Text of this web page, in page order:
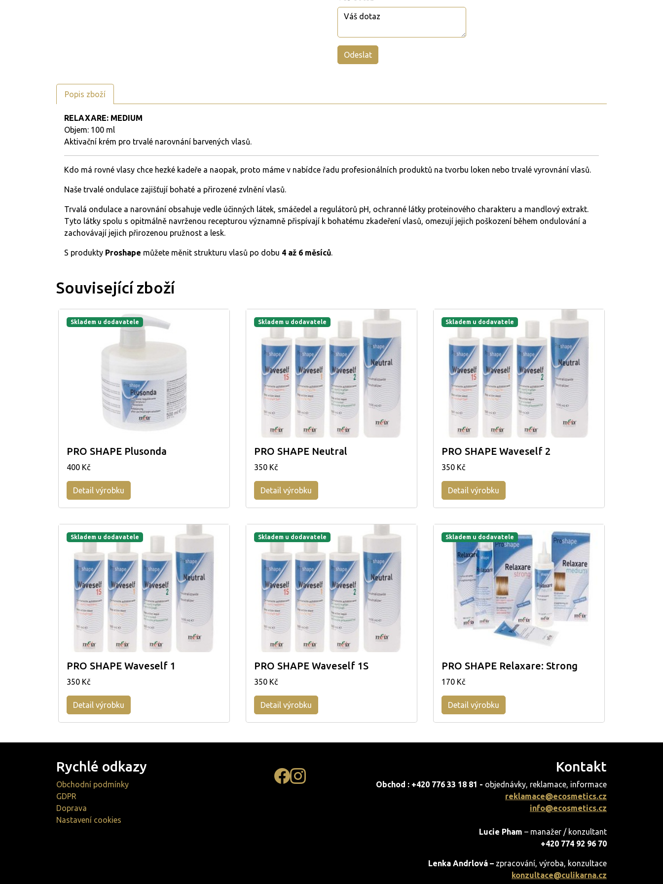
Popis zboží
RELAXARE: MEDIUM
Objem: 100 ml
Aktivační krém pro trvalé narovnání barvených vlasů.
Kdo má rovné vlasy chce hezké kadeře a naopak, proto máme v nabídce řadu profesionálních produktů na tvorbu loken nebo trvalé vyrovnání vlasů.
Naše trvalé ondulace zajišťují bohaté a přirozené zvlnění vlasů.
Trvalá ondulace a narovnání obsahuje vedle účinných látek, smáčedel a regulátorů pH, ochranné látky proteinového charakteru a mandlový extrakt.
Tyto látky spolu s opitmálně navrženou recepturou významně přispívají k bohatému zkadeření vlasů, omezují jejich poškození během ondulování a
zachovávají jejich přirozenou pružnost a lesk.
S produkty Proshape můžete měnit strukturu vlasů po dobu 4 až 6 měsíců.
Související zboží
Skladem u dodavatele
PRO SHAPE Plusonda
400 Kč
Detail výrobku
Skladem u dodavatele
PRO SHAPE Neutral
350 Kč
Detail výrobku
Skladem u dodavatele
PRO SHAPE Waveself 2
350 Kč
Detail výrobku
Skladem u dodavatele
PRO SHAPE Waveself 1
350 Kč
Detail výrobku
Skladem u dodavatele
PRO SHAPE Waveself 1S
350 Kč
Detail výrobku
Skladem u dodavatele
PRO SHAPE Relaxare: Strong
170 Kč
Detail výrobku
Rychlé odkazy
Obchodní podmínky
GDPR
Doprava
Nastavení cookies
Kontakt
Obchod : +420 776 33 18 81 - objednávky, reklamace, informace
reklamace@ecosmetics.cz
info@ecosmetics.cz
Lucie Pham – manažer / konzultant
+420 774 92 96 70
Lenka Andrlová – zpracování, výroba, konzultace
konzultace@culikarna.cz